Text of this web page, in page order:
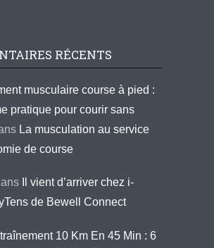
RÉCENTS
musculaire course à pied :
pratique pour courir sans
La musculation au service
de course
Il vient d’arriver chez i-
de Bewell Connect
10 Km En 45 Min : 6